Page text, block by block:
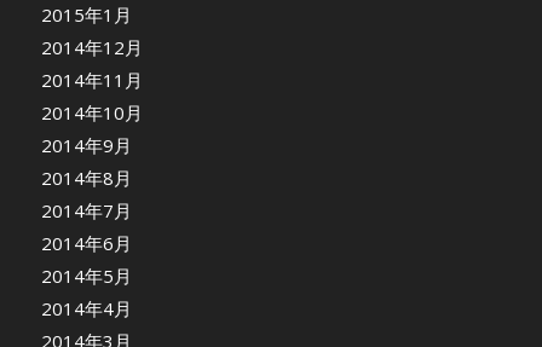
2015年1月
2014年12月
2014年11月
2014年10月
2014年9月
2014年8月
2014年7月
2014年6月
2014年5月
2014年4月
2014年3月